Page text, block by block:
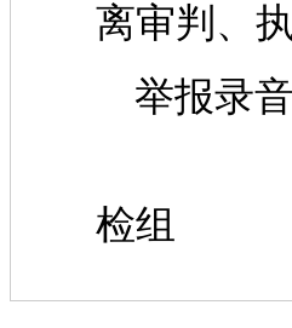
离审判、
举报录
检组